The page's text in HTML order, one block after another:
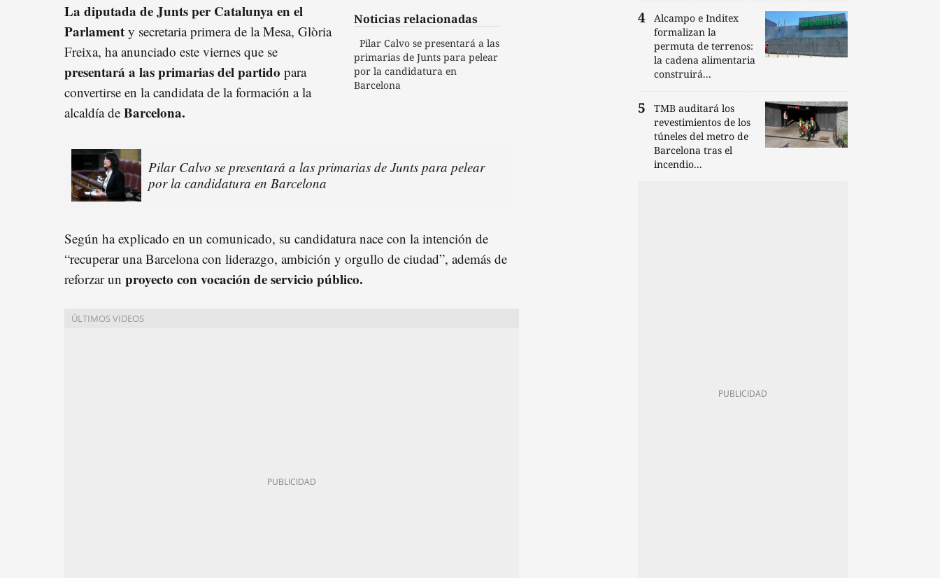
Noticias relacionadas
Pilar Calvo se presentará a las
primarias de Junts para pelear
por la candidatura en
Barcelona
La diputada de Junts per Catalunya en el
Parlament y secretaria primera de la Mesa, Glòria
Freixa, ha anunciado este viernes que se
presentará a las primarias del partido para
convertirse en la candidata de la formación a la
alcaldía de Barcelona.
Pilar Calvo se presentará a las primarias de Junts para pelear
por la candidatura en Barcelona
Según ha explicado en un comunicado, su candidatura nace con la intención de
“recuperar una Barcelona con liderazgo, ambición y orgullo de ciudad”, además de
reforzar un proyecto con vocación de servicio público.
Alcampo e Inditex
formalizan la
permuta de terrenos:
la cadena alimentaria
construirá...
TMB auditará los
revestimientos de los
túneles del metro de
Barcelona tras el
incendio...